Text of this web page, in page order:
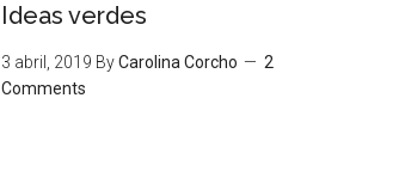
Ideas verdes
3 abril, 2019 ByCarolina Corcho
2
Comments